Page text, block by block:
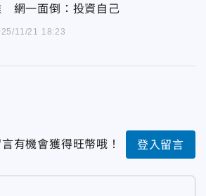
網一面倒：投資自己
11/21 18:23
有機會獲得旺幣哦！ 登入留言